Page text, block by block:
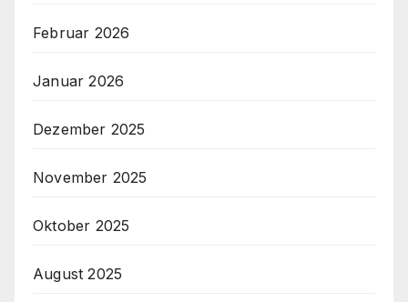
Februar 2026
Januar 2026
Dezember 2025
November 2025
Oktober 2025
August 2025